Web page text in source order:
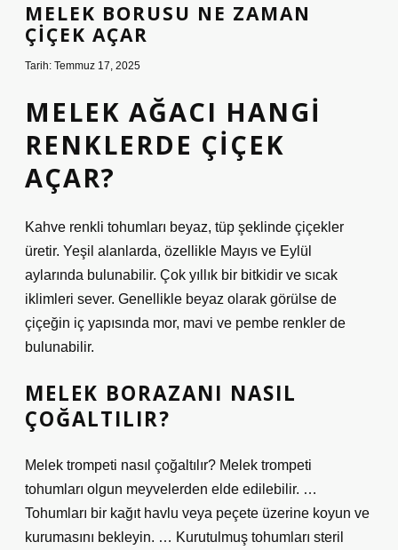
MELEK BORUSU NE ZAMAN
ÇIÇEK AÇAR
Tarih: Temmuz 17, 2025
MELEK AĞACI HANGI
RENKLERDE ÇIÇEK
AÇAR?
Kahve renkli tohumları beyaz, tüp şeklinde çiçekler
üretir. Yeşil alanlarda, özellikle Mayıs ve Eylül
aylarında bulunabilir. Çok yıllık bir bitkidir ve sıcak
iklimleri sever. Genellikle beyaz olarak görülse de
çiçeğin iç yapısında mor, mavi ve pembe renkler de
bulunabilir.
MELEK BORAZANI NASIL
ÇOĞALTILIR?
Melek trompeti nasıl çoğaltılır? Melek trompeti
tohumları olgun meyvelerden elde edilebilir. …
Tohumları bir kağıt havlu veya peçete üzerine koyun ve
kurumasını bekleyin. … Kurutulmuş tohumları steril